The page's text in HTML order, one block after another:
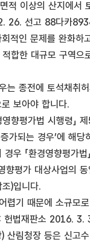
적 이상의 산지에
선고 88다카
인 문제를 완화하
한 대규모 구역으
종전에 토석채취
보아야 합니다.
향평가법 시행령」
되는 경우’에 해
「환경영향평가
평가 대상사업의
)입니다.
기 때문에 소규모
법재판소 2016. 3.
림청장 등은 신고